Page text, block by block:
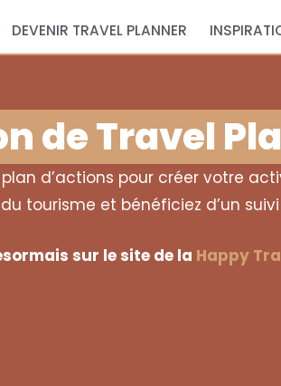
DEVENIR TRAVEL PLANNER
de Travel
plan d’actions pour créer votre
tourisme et bénéficiez d’un
sur le site de la Happy